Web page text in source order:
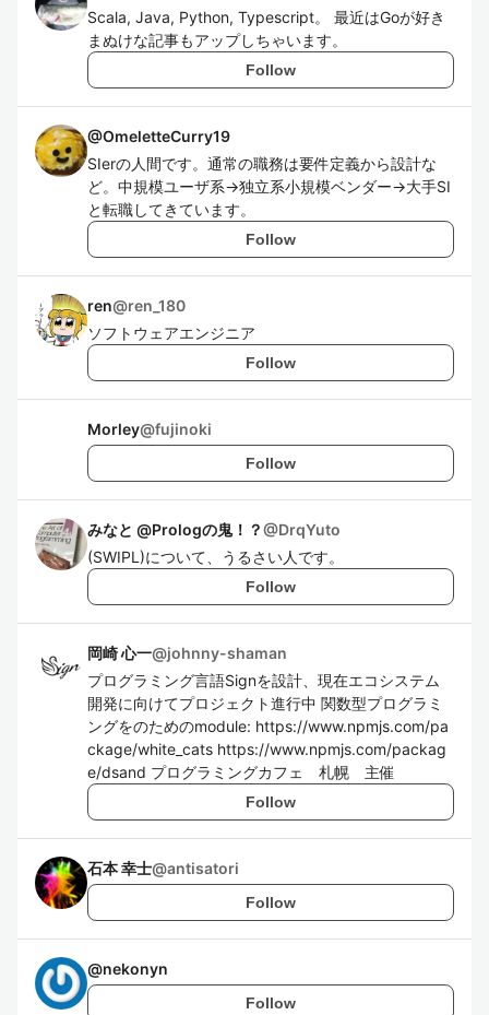
Scala, Java, Python, Typescript。 最近はGoが好き
まぬけな記事もアップしちゃいます。
Follow
@OmeletteCurry19
SIerの人間です。通常の職務は要件定義から設計な
ど。中規模ユーザ系→独立系小規模ベンダー→大手SI
と転職してきています。
Follow
ren@ren_180
ソフトウェアエンジニア
Follow
Morley@fujinoki
Follow
みなと @Prologの鬼！？@DrqYuto
(SWIPL)について、うるさい人です。
Follow
岡崎 心一@johnny-shaman
プログラミング言語Signを設計、現在エコシステム
開発に向けてプロジェクト進行中 関数型プログラミ
ングをのためのmodule: https://www.npmjs.com/pa
ckage/white_cats https://www.npmjs.com/packag
e/dsand プログラミングカフェ 札幌 主催
Follow
石本 幸士@antisatori
Follow
@nekonyn
Follow